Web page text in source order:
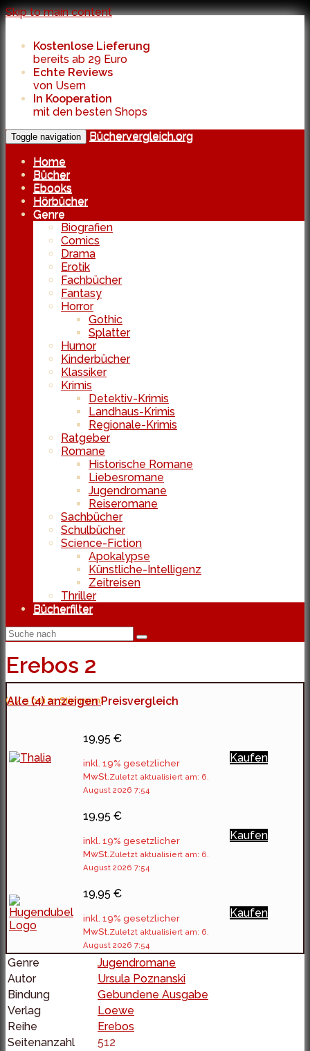
Skip to main content
Kostenlose Lieferung
bereits ab 29 Euro
Echte Reviews
von Usern
In Kooperation
mit den besten Shops
Toggle navigation
Büchervergleich.org
Home
Bücher
Ebooks
Hörbücher
Genre
Biografien
Comics
Drama
Erotik
Fachbücher
Fantasy
Horror
Gothic
Splatter
Humor
Kinderbücher
Klassiker
Krimis
Detektiv-Krimis
Landhaus-Krimis
Regionale-Krimis
Ratgeber
Romane
Historische Romane
Liebesromane
Jugendromane
Reiseromane
Sachbücher
Schulbücher
Science-Fiction
Apokalypse
Künstliche-Intelligenz
Zeitreisen
Thriller
Bücherfilter
Erebos 2
(5 / 5 bei 21 Stimmen)
Alle (4) anzeigenPreisvergleich
19,95 €
inkl. 19% gesetzlicher
MwSt. Zuletzt aktualisiert am: 6.
August 2026 7:54
Kaufen
19,95 €
inkl. 19% gesetzlicher
MwSt. Zuletzt aktualisiert am: 6.
August 2026 7:54
Kaufen
19,95 €
inkl. 19% gesetzlicher
MwSt. Zuletzt aktualisiert am: 6.
August 2026 7:54
Kaufen
Genre
Jugendromane
Autor
Ursula Poznanski
Bindung
Gebundene Ausgabe
Verlag
Loewe
Reihe
Erebos
Seitenanzahl
512